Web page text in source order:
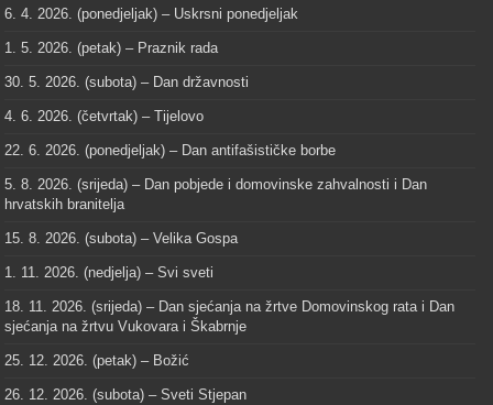
6. 4. 2026. (ponedjeljak) – Uskrsni ponedjeljak
1. 5. 2026. (petak) – Praznik rada
30. 5. 2026. (subota) – Dan državnosti
4. 6. 2026. (četvrtak) – Tijelovo
22. 6. 2026. (ponedjeljak) – Dan antifašističke borbe
5. 8. 2026. (srijeda) – Dan pobjede i domovinske zahvalnosti i Dan
hrvatskih branitelja
15. 8. 2026. (subota) – Velika Gospa
1. 11. 2026. (nedjelja) – Svi sveti
18. 11. 2026. (srijeda) – Dan sjećanja na žrtve Domovinskog rata i Dan
sjećanja na žrtvu Vukovara i Škabrnje
25. 12. 2026. (petak) – Božić
26. 12. 2026. (subota) – Sveti Stjepan